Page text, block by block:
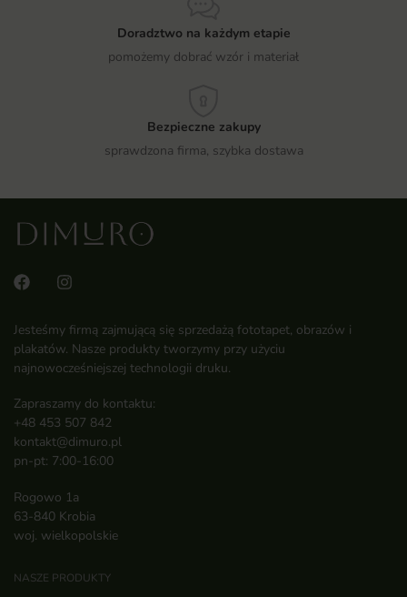
Doradztwo na każdym etapie
pomożemy dobrać wzór i materiał
Bezpieczne zakupy
sprawdzona firma, szybka dostawa
Jesteśmy firmą zajmującą się sprzedażą fototapet, obrazów i
plakatów. Nasze produkty tworzymy przy użyciu
najnowocześniejszej technologii druku.
Zapraszamy do kontaktu:
+48 453 507 842
kontakt@dimuro.pl
pn-pt: 7:00-16:00
Rogowo 1a
63-840 Krobia
woj. wielkopolskie
NASZE PRODUKTY